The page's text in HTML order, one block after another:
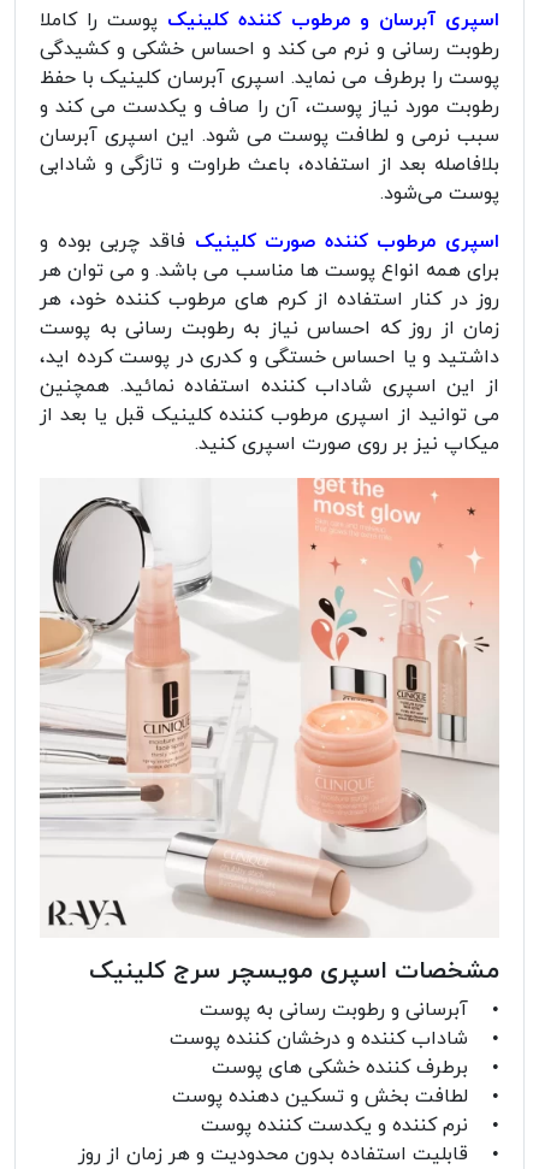
اسپری آبرسان و مرطوب کننده کلینیک پوست را کاملا
رطوبت رسانی و نرم می کند و احساس خشکی و کشیدگی
پوست را برطرف می نماید. اسپری آبرسان کلینیک با حفظ
رطوبت مورد نیاز پوست، آن را صاف و یکدست می کند و
سبب نرمی و لطافت پوست می شود. این اسپری آبرسان
بلافاصله بعد از استفاده، باعث طراوت و تازگی و شادابی
پوست می‌شود.
اسپری مرطوب کننده صورت کلینیک فاقد چربی بوده و
برای همه انواع پوست ها مناسب می باشد. و می توان هر
روز در کنار استفاده از کرم های مرطوب کننده خود، هر
زمان از روز که احساس نیاز به رطوبت رسانی به پوست
داشتید و یا احساس خستگى و کدرى در پوست کرده اید،
از این اسپری شاداب کننده استفاده نمائید. همچنین
می توانید از اسپری مرطوب کننده کلینیک قبل یا بعد از
میکاپ نیز بر روی صورت اسپری کنید.
مشخصات اسپری مویسچر سرج کلینیک
• آبرسانی و رطوبت رسانی به پوست
• شاداب کننده و درخشان کننده پوست
• برطرف کننده خشکی های پوست
• لطافت بخش و تسکین دهنده پوست
• نرم کننده و یکدست کننده پوست
• قابلیت استفاده بدون محدودیت و هر زمان از روز